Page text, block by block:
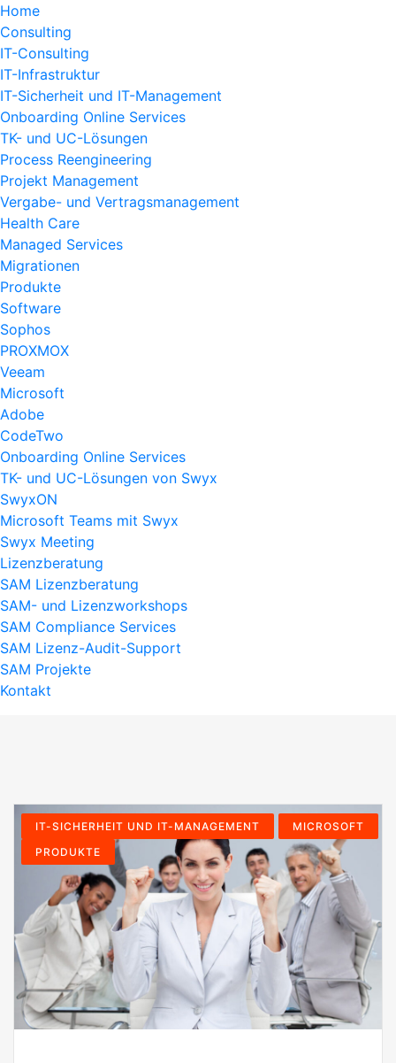
Home
Consulting
IT-Consulting
IT-Infrastruktur
IT-Sicherheit und IT-Management
Onboarding Online Services
TK- und UC-Lösungen
Process Reengineering
Projekt Management
Vergabe- und Vertragsmanagement
Health Care
Managed Services
Migrationen
Produkte
Software
Sophos
PROXMOX
Veeam
Microsoft
Adobe
CodeTwo
Onboarding Online Services
TK- und UC-Lösungen von Swyx
SwyxON
Microsoft Teams mit Swyx
Swyx Meeting
Lizenzberatung
SAM Lizenzberatung
SAM- und Lizenzworkshops
SAM Compliance Services
SAM Lizenz-Audit-Support
SAM Projekte
Kontakt
IT-SICHERHEIT UND IT-MANAGEMENT
MICROSOFT
PRODUKTE